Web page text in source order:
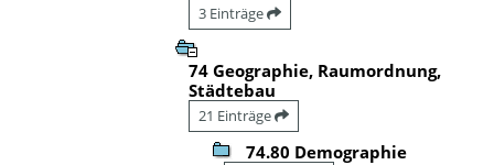
3 Einträge
74 Geographie, Raumordnung,
Städtebau
21 Einträge
74.80 Demographie